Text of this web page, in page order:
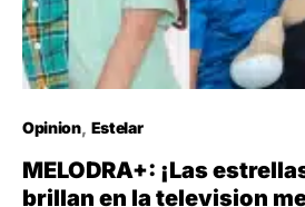
Opinion Estelar
MELODRA+: ¡Las
brillan en la television